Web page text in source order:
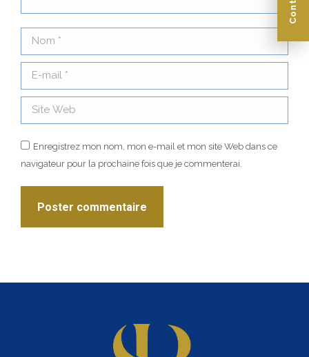
Nom *
E-mail *
Site Web
Enregistrez mon nom, mon e-mail et mon site Web dans ce
navigateur pour la prochaine fois que je commenterai.
Poster commentaire